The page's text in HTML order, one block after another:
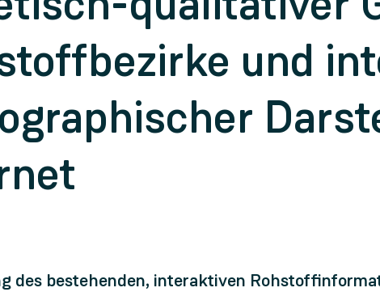
und
des bestehenden, interaktiven